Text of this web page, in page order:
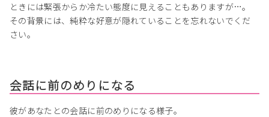
ときには緊張からか冷たい態度に見えることもありますが…。
その背景には、純粋な好意が隠れていることを忘れないでくだ
さい。
会話に前のめりになる
彼があなたとの会話に前のめりになる様子。